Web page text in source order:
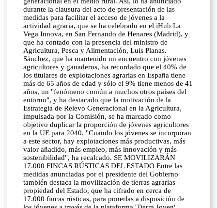
durante la clausura del acto de presentación de las
medidas para facilitar el acceso de jóvenes a la
actividad agraria, que se ha celebrado en el iHub La
Vega Innova, en San Fernando de Henares (Madrid), y
que ha contado con la presencia del ministro de
Agricultura, Pesca y Alimentación, Luis Planas.
Sánchez, que ha mantenido un encuentro con jóvenes
agricultores y ganaderos, ha recordado que el 40% de
los titulares de explotaciones agrarias en España tiene
más de 65 años de edad y sólo el 9% tiene menos de 41
años, un "fenómeno común a muchos otros países del
entorno", y ha destacado que la motivación de la
Estrategia de Relevo Generacional en la Agricultura,
impulsada por la Comisión, se ha marcado como
objetivo duplicar la proporción de jóvenes agricultores
en la UE para 2040. "Cuando los jóvenes se incorporan
a este sector, hay explotaciones más productivas, más
valor añadido, más empleo, más innovación y más
sostenibilidad", ha recalcado. SE MOVILIZARÁN
17.000 FINCAS RÚSTICAS DEL ESTADO Entre las
medidas anunciadas por el presidente del Gobierno
también destaca la movilización de tierras agrarias
propiedad del Estado, que ha cifrado en cerca de
17.000 fincas rústicas, para ponerlas a disposición de